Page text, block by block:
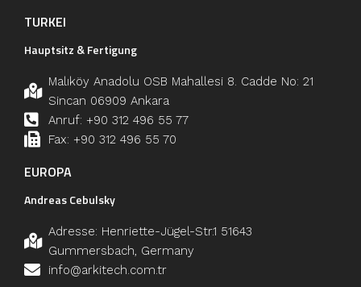
TURKEI
Hauptsitz & Fertigung
Malıköy Anadolu OSB Mahallesi 8. Cadde No: 21
Sincan 06909 Ankara
Anruf: +90 312 496 55 77
Fax: +90 312 496 55 70
EUROPA
Andreas Cebulsky
Adresse: Henriette-Jügel-Str.1 51643
Gummersbach, Germany
info@arkitech.com.tr